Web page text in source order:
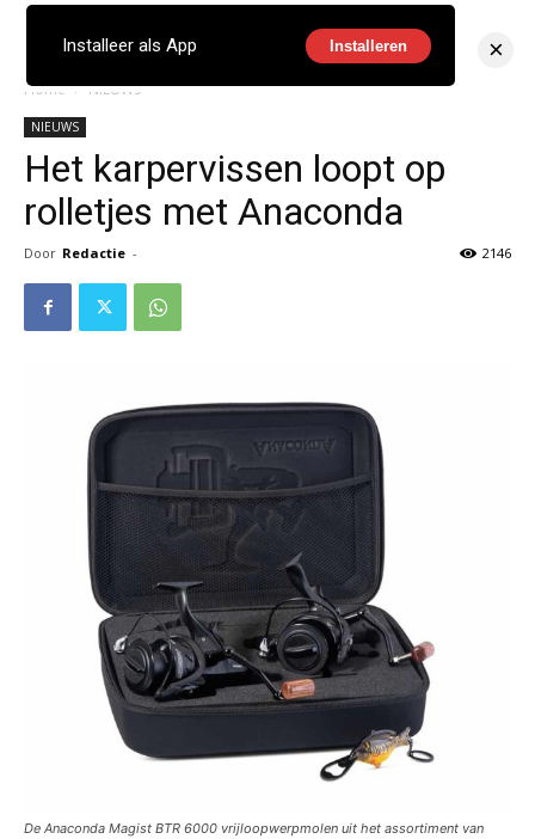
Home NIEUWS
NIEUWS
Het karpervissen loopt op
rolletjes met Anaconda
Door Redactie - 2146
De Anaconda Magist BTR 6000 vrijloopwerpmolen uit het assortiment van
Installeer als App Installeren ×